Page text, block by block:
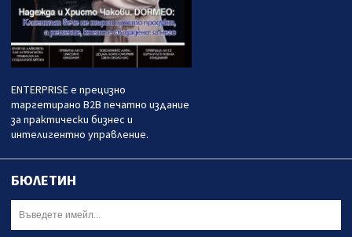
ENTERPRISE е прецизно
таргетирано B2B печатно издание
за практически бизнес и
интелигентно управление.
БЮЛЕТИН